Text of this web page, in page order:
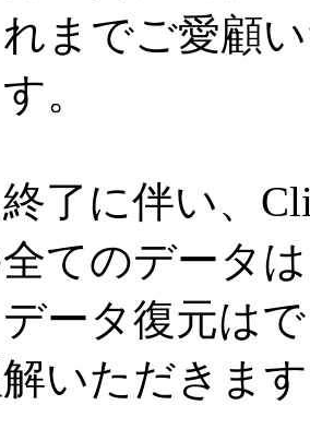
までご愛顧
。
了に伴い、
てのデータ
ータ復元は
いただきま